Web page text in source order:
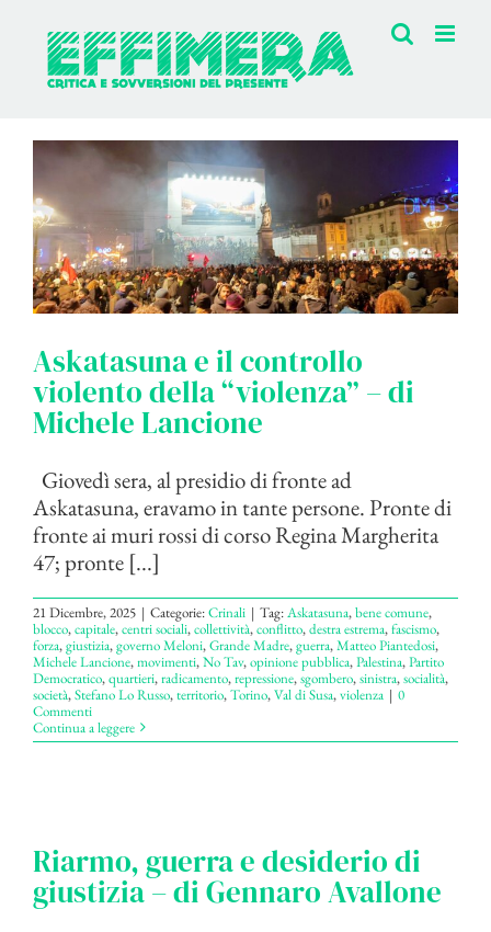
contenuto
Askatasuna e il controllo
violento della “violenza” – di
Michele Lancione
Giovedì sera, al presidio di fronte ad
Askatasuna, eravamo in tante persone. Pronte di
fronte ai muri rossi di corso Regina Margherita
47; pronte [...]
21 Dicembre, 2025 | Categorie:Crinali | Tag:Askatasuna,bene comune,
blocco,capitale,centri sociali,collettività,conflitto,destra estrema,fascismo,
forza,giustizia,governo Meloni,Grande Madre,guerra,Matteo Piantedosi,
Michele Lancione,movimenti,No Tav,opinione pubblica,Palestina,Partito
Democratico,quartieri,radicamento,repressione,sgombero,sinistra,socialità,
società,Stefano Lo Russo,territorio,Torino,Val di Susa,violenza | 0
Commenti
Continua a leggere
Riarmo, guerra e desiderio di
giustizia – di Gennaro Avallone